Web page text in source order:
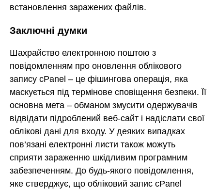
встановлення заражених файлів.
Заключні думки
Шахрайство електронною поштою з
повідомленням про оновлення облікового
запису cPanel – це фішингова операція, яка
маскується під термінове сповіщення безпеки. Її
основна мета – обманом змусити одержувачів
відвідати підроблений веб-сайт і надіслати свої
облікові дані для входу. У деяких випадках
пов’язані електронні листи також можуть
сприяти зараженню шкідливим програмним
забезпеченням. До будь-якого повідомлення,
яке стверджує, що обліковий запис cPanel